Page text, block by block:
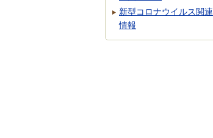
新型コロナウイルス関連
情報